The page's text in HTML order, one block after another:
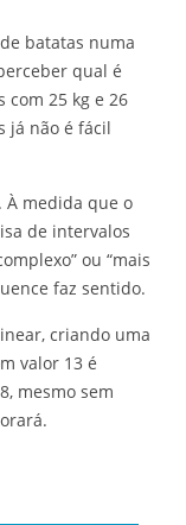
batatas numa
qual é
com 25 kg e 26
já não é fácil
À medida que o
de intervalos
ou “mais
faz sentido.
criando uma
valor 13 é
mesmo sem